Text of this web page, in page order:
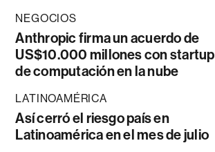
NEGOCIOS
Anthropic firma un acuerdo de
US$10.000 millones con startup
de computación en la nube
LATINOAMÉRICA
Así cerró el riesgo país en
Latinoamérica en el mes de julio